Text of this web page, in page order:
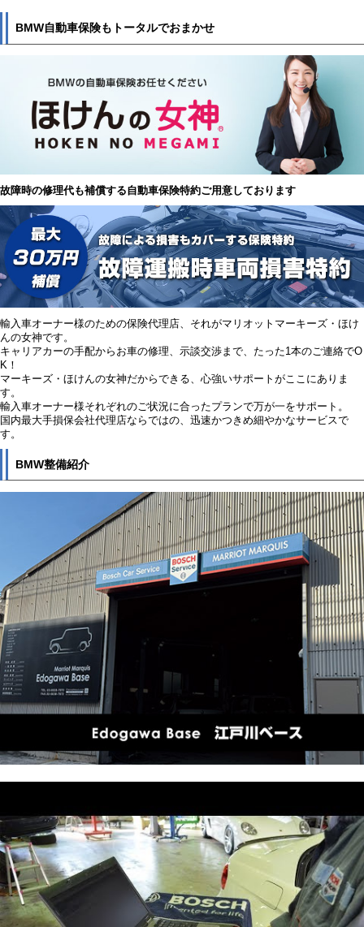
BMW自動車保険もトータルでおまかせ
故障時の修理代も補償する自動車保険特約ご用意しております
輸入車オーナー様のための保険代理店、それがマリオットマーキーズ・ほけ
んの女神です。
キャリアカーの手配からお車の修理、示談交渉まで、たった1本のご連絡でO
K！
マーキーズ・ほけんの女神だからできる、心強いサポートがここにありま
す。
輸入車オーナー様それぞれのご状況に合ったプランで万が一をサポート。
国内最大手損保会社代理店ならではの、迅速かつきめ細やかなサービスで
す。
BMW整備紹介